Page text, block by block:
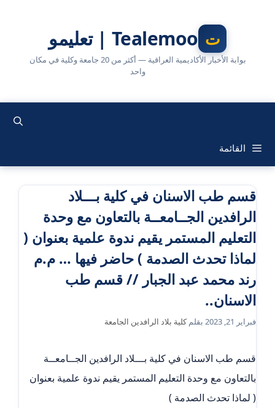
Tealemoo | تعليمو
بوابة الأخبار الأكاديمية العراقية — أكثر من 20 جامعة وكلية في مكان
واحد
القائمة
قسم طب الاسنان في كلية بـــلاد
الرافدين الجــامعــة بالتعاون مع وحدة
التعليم المستمر يقيم ندوة علمية بعنوان (
لماذا تحدث الصدمة ) حاضر فيها … م.م
رند محمد عبد الجبار // قسم طب
الاسنان..
فبراير 21, 2023 بقلمكلية بلاد الرافدين الجامعة
قسم طب الاسنان في كلية بـــلاد الرافدين الجــامعــة
بالتعاون مع وحدة التعليم المستمر يقيم ندوة علمية بعنوان
( لماذا تحدث الصدمة )